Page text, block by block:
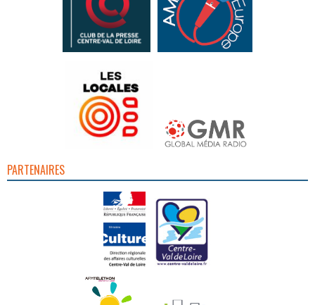
PARTENAIRES